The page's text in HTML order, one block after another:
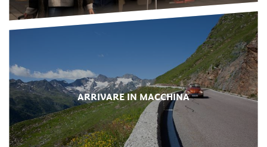
ARRIVARE IN MACCHINA